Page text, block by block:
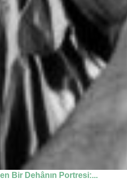
Bir Dehânın Portresi:...